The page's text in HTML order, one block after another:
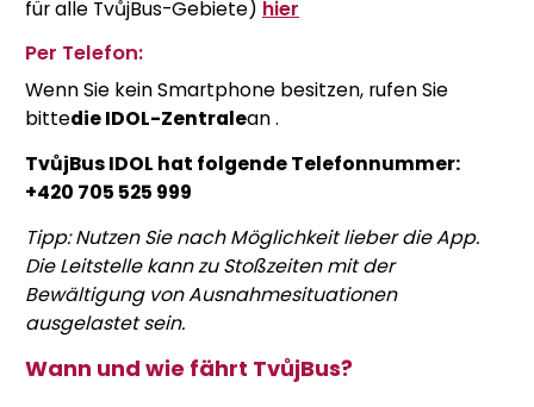
für alle TvůjBus-Gebiete) hier
Per Telefon:
Wenn Sie kein Smartphone besitzen, rufenSie
bittedie IDOL-Zentralean.
TvůjBus IDOL hat folgende Telefonnummer:
+420 705 525 999
Tipp: Nutzen Sie nach Möglichkeit lieber die App.
Die Leitstelle kann zu Stoßzeiten mit der
Bewältigung von Ausnahmesituationen
ausgelastet sein.
Wann und wie fährt TvůjBus?